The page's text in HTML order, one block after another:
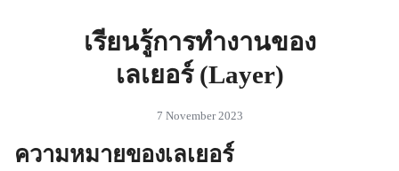
เรียนรู้การทำงานของ
เลเยอร์ (Layer)
7 November 2023
ความหมายของเลเยอร์